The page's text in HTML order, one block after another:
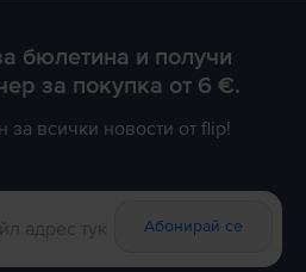
бюлетина и получи
за покупка от 6 €.
всички новости от flip!
Абонирай се